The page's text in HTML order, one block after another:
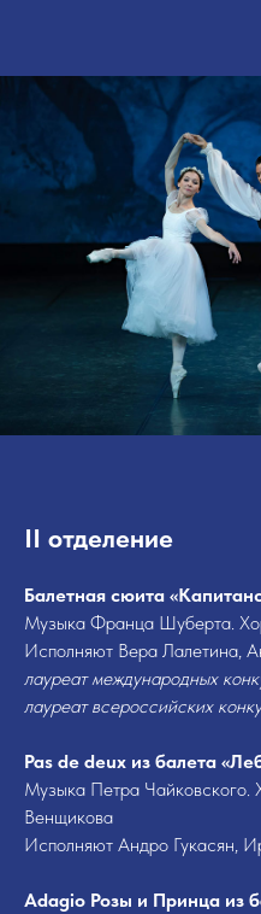
II отделение
Балетная сюита
Музыка Франца Шуберта.
Исполняют Вера Лалетина,
лауреат международных
лауреат всероссийских
Pas de deux из балета
Музыка Петра Чайковского.
Венщикова
Исполняют Андро Гукасян,
Adagio Розы и Принца из